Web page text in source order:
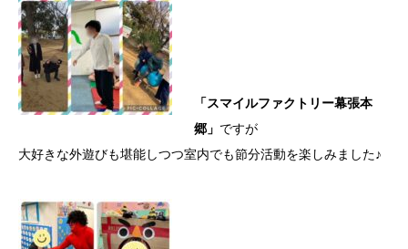
「スマイルファクトリー幕張本
郷」 ですが
大好きな外遊びも堪能しつつ室内でも節分活動を楽しみました♪